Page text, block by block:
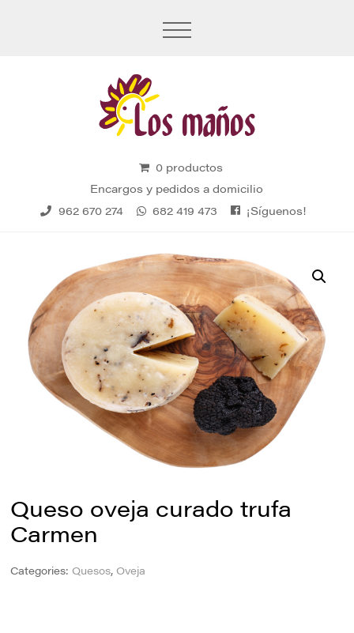
0 productos
Encargos y pedidos a domicilio
962 670 274
682 419 473 ¡Síguenos!
Queso oveja curado trufa
Carmen
Categories:Quesos,Oveja